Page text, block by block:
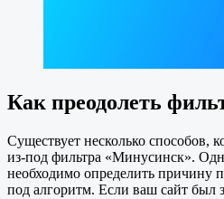
Как преодолеть
Существует несколько способов,
из-под фильтра «Минусинск».
необходимо определить причину
под алгоритм. Если ваш сайт был